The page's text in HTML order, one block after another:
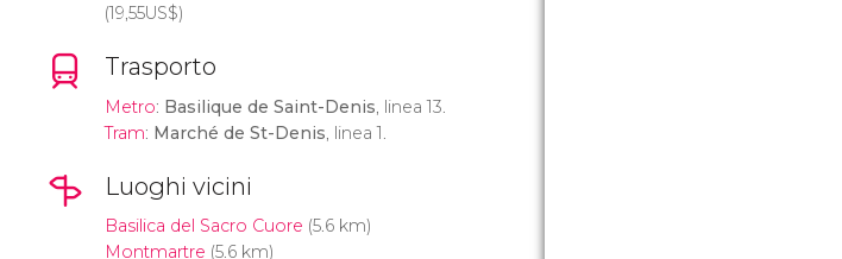
(19,55US$)
Trasporto
Metro: Basilique de Saint-Denis, linea 13.
Tram: Marché de St-Denis, linea 1.
Luoghi vicini
Basilica del Sacro Cuore (5.6 km)
Montmartre (5.6 km)